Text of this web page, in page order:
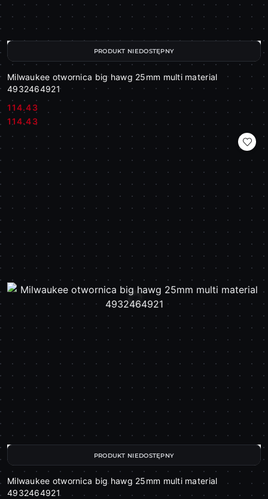
Milwaukee otwornica big hawg 25mm multi material
4932464921
Cena:
114.43
Cena:
114.43
PRODUKT NIEDOSTĘPNY
Milwaukee otwornica big hawg 25mm multi material
4932464921
PRODUKT NIEDOSTĘPNY